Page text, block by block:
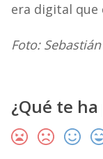
era digital que
Foto:
¿Qué te